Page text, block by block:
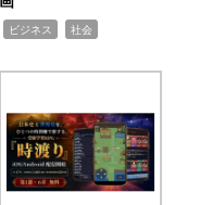
ビジネス 社会